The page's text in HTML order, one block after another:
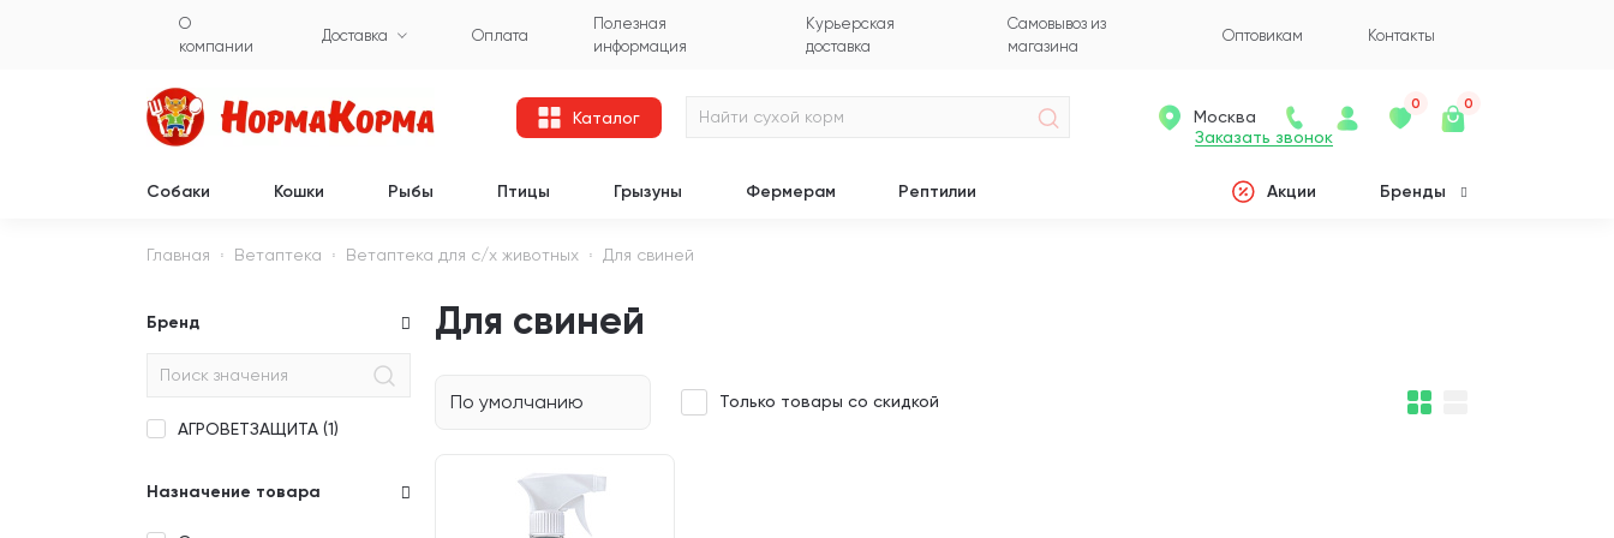
О
компании
Доставка Оплата
Полезная
информация
Курьерская
доставка
Самовывоз из
магазина
Оптовикам Контакты
Каталог
Заказать звонок
Москва
0 0
Собаки Кошки Рыбы Птицы Грызуны Фермерам Рептилии Акции Бренды
Главная Ветаптека Ветаптека для с/х животных Для свиней
Бренд
АГРОВЕТЗАЩИТА (1)
Назначение товара
Для свиней
По умолчанию Только товары со скидкой